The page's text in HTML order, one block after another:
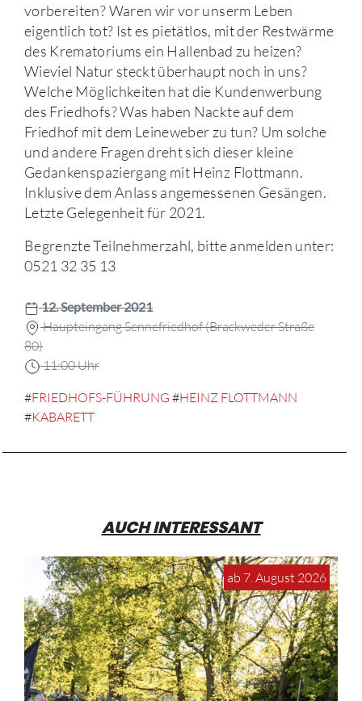
vorbereiten? Waren wir vor unserm Leben
eigentlich tot? Ist es pietätlos, mit der Restwärme
des Krematoriums ein Hallenbad zu heizen?
Wieviel Natur steckt überhaupt noch in uns?
Welche Möglichkeiten hat die Kundenwerbung
des Friedhofs? Was haben Nackte auf dem
Friedhof mit dem Leineweber zu tun? Um solche
und andere Fragen dreht sich dieser kleine
Gedankenspaziergang mit Heinz Flottmann.
Inklusive dem Anlass angemessenen Gesängen.
Letzte Gelegenheit für 2021.
Begrenzte Teilnehmerzahl, bitte anmelden unter:
0521 32 35 13
12. September 2021
Haupteingang Sennefriedhof (Brackweder Straße
80)
11:00 Uhr
#FRIEDHOFS-FÜHRUNG #HEINZ FLOTTMANN
#KABARETT
AUCH INTERESSANT
ab 7. August 2026